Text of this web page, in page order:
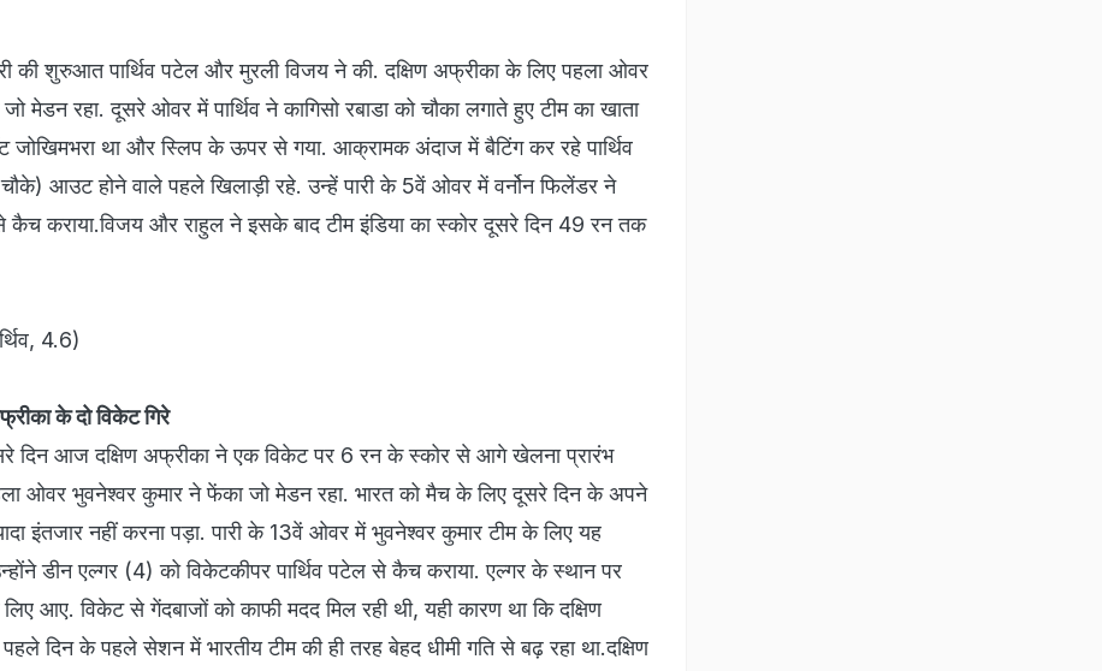
की शुरुआत पार्थिव पटेल और मुरली विजय ने की. दक्षिण अफ्रीका के लिए पहला ओवर
मेडन रहा. दूसरे ओवर में पार्थिव ने कागिसो रबाडा को चौका लगाते हुए टीम का खाता
जोखिमभरा था और स्लिप के ऊपर से गया. आक्रामक अंदाज में बैटिंग कर रहे पार्थिव
आउट होने वाले पहले खिलाड़ी रहे. उन्‍हें पारी के 5वें ओवर में वर्नोन फिलेंडर ने
कैच कराया.विजय और राहुल ने इसके बाद टीम इंडिया का स्‍कोर दूसरे दिन 49 रन तक
4.6)
के दो विकेट गिरे
आज दक्षिण अफ्रीका ने एक विकेट पर 6 रन के स्‍कोर से आगे खेलना प्रारंभ
ओवर भुवनेश्‍वर कुमार ने फेंका जो मेडन रहा. भारत को मैच के लिए दूसरे दिन के अपने
इंतजार नहीं करना पड़ा. पारी के 13वें ओवर में भुवनेश्‍वर कुमार टीम के लिए यह
डीन एल्‍गर (4) को विकेटकीपर पार्थिव पटेल से कैच कराया. एल्‍गर के स्‍थान पर
आए. विकेट से गेंदबाजों को काफी मदद मिल रही थी, यही कारण था कि दक्षिण
दिन के पहले सेशन में भारतीय टीम की ही तरह बेहद धीमी गति से बढ़ रहा था.दक्षिण